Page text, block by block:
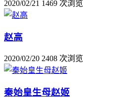
2020/02/21 1469 次浏览
赵高
2020/02/20 2408 次浏览
秦始皇生母赵姬